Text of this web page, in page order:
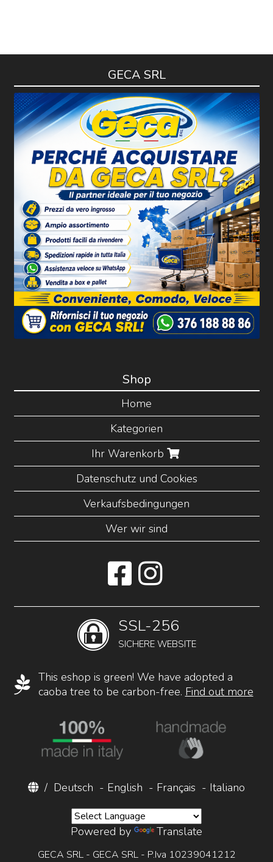
GECA SRL
Shop
Home
Kategorien
Ihr Warenkorb
Datenschutz und Cookies
Verkaufsbedingungen
Wer wir sind
SSL-256
SICHERE WEBSITE
This eshop is green! We have adopted a
caoba tree to be carbon-free. Find out more
/ Deutsch - English - Français - Italiano
Powered by Translate
GECA SRL - GECA SRL - P.Iva 10239041212